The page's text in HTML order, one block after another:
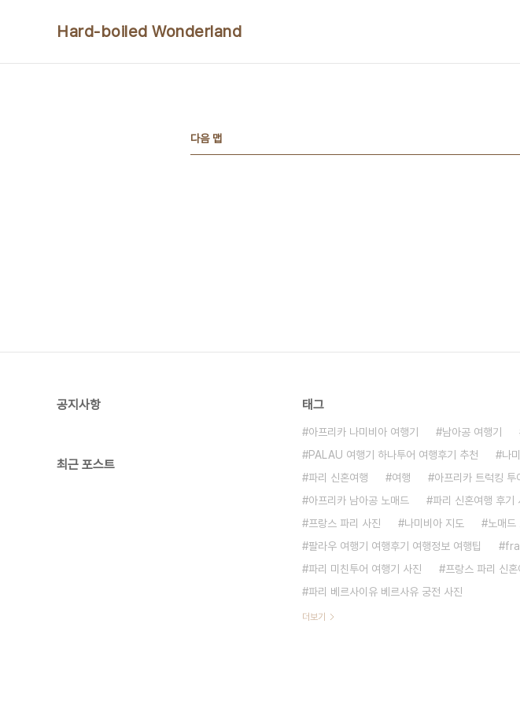
Hard-boiled Wonderland
다음 맵
공지사항
최근 포스트
태그
아프리카 나미비아 여행기 남아공 여행기
PALAU 여행기 하나투어 여행후기 추천
나
파리 신혼여행
여행 아프리카 트럭킹 투
아프리카 남아공 노매드
파리 신혼여행 후기
프랑스 파리 사진
나미비아 지도 노매드
팔라우 여행기 여행후기 여행정보 여행팁
파리 미친투어 여행기 사진
프랑스 파리 신혼
파리 베르사이유 베르사유 궁전 사진
더보기